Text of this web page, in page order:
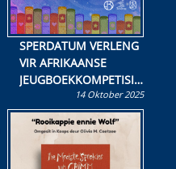
SPERDATUM VERLENG
VIR AFRIKAANSE
JEUGBOEKKOMPETISIE
Skryf ’n jeugboek of
kinderboek en staan ’n
kans om R50 000 te
wen!
14 Oktober 2025